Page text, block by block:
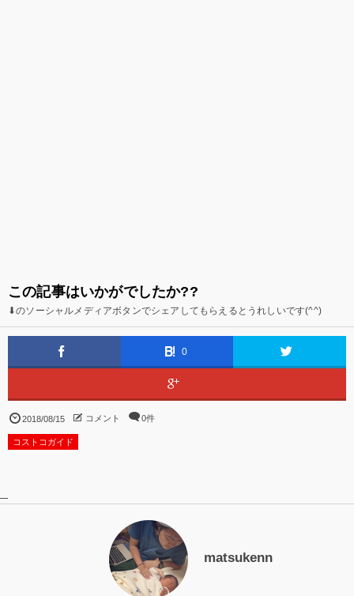
この記事はいかがでしたか??
⬇のソーシャルメディアボタンでシェアしてもらえるとうれしいです(^^)
0
2018/08/15 コメント 0件
コストコガイド
matsukenn